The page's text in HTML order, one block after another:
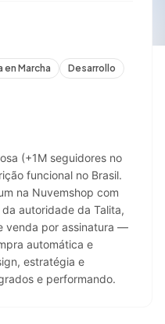
en Marcha
Desarrollo
(+1M seguidores no
funcional no Brasil.
na Nuvemshop com
autoridade da Talita,
venda por assinatura —
automática e
estratégia e
e performando.